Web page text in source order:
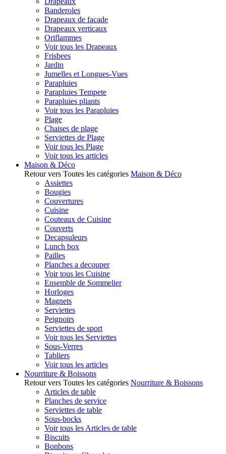
Banderoles
Drapeaux de facade
Drapeaux verticaux
Oriflammes
Voir tous les Drapeaux
Frisbees
Jardin
Jumelles et Longues-Vues
Parapluies
Parapluies Tempete
Parapluies pliants
Voir tous les Parapluies
Plage
Chaises de plage
Serviettes de Plage
Voir tous les Plage
Voir tous les articles
Maison & Déco
Retour vers Toutes les catégories Maison & Déco
Assiettes
Bougies
Couvertures
Cuisine
Couteaux de Cuisine
Couverts
Decapsuleurs
Lunch box
Pailles
Planches a decouper
Voir tous les Cuisine
Ensemble de Sommelier
Horloges
Magnets
Serviettes
Peignoirs
Serviettes de sport
Voir tous les Serviettes
Sous-Verres
Tabliers
Voir tous les articles
Nourriture & Boissons
Retour vers Toutes les catégories Nourriture & Boissons
Articles de table
Planches de service
Serviettes de table
Sous-bocks
Voir tous les Articles de table
Biscuits
Bonbons